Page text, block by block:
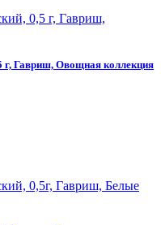
г, Гавриш, Овощная коллекция